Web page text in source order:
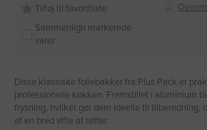
Tilføj til favoritliste
Sammenlign markerede
varer
Disse klassiske foliebakker fra Plus Pack er
professionelle køkken. Fremstillet i aluminium
frysning, hvilket gør dem ideelle til tilberedning,
af en bred vifte af retter.